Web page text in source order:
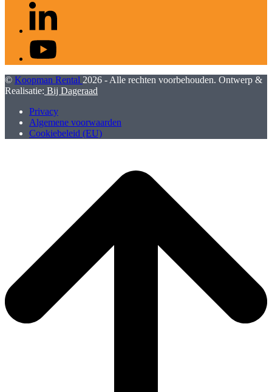
© Koopman Rental 2026 - Alle rechten voorbehouden. Ontwerp &
Realisatie: Bij Dageraad
Privacy
Algemene voorwaarden
Cookiebeleid (EU)